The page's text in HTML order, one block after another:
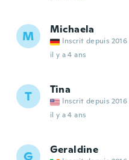
M Michaela
Inscrit depuis 2016
il y a 4 ans
T Tina
Inscrit depuis 2016
il y a 4 ans
G Geraldine